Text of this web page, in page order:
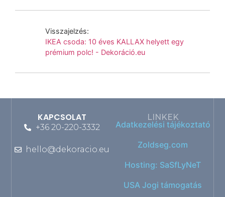
Visszajelzés:
IKEA csoda: 10 éves KALLAX helyett egy
prémium polc! - Dekoráció.eu
KAPCSOLAT
+36 20-220-3332
hello@dekoracio.eu
LINKEK
Adatkezelési tájékoztató
Zoldseg.com
Hosting: SaSfLyNeT
USA Jogi támogatás